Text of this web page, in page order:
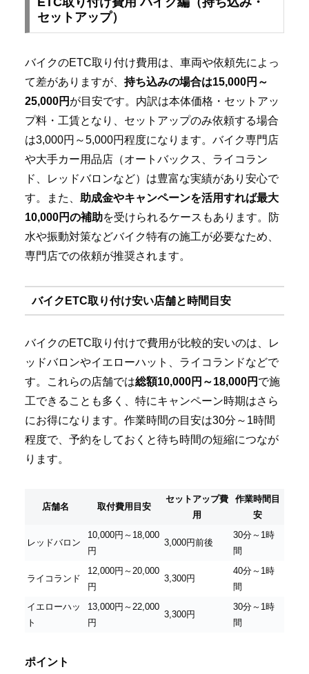
セットアップ）
バイクのETC取り付け費用は、車両や依頼先によっ
て差がありますが、 持ち込みの場合は15,000円～
25,000円 が目安です。内訳は本体価格・セットアッ
プ料・工賃となり、セットアップのみ依頼する場合
は3,000円～5,000円程度になります。バイク専門店
や大手カー用品店（オートバックス、ライコラン
ド、レッドバロンなど）は豊富な実績があり安心で
す。また、 助成金やキャンペーンを活用すれば最大
10,000円の補助を受けられるケースもあります。防
水や振動対策などバイク特有の施工が必要なため、
専門店での依頼が推奨されます。
バイクETC取り付け安い店舗と時間目安
バイクのETC取り付けで費用が比較的安いのは、レ
ッドバロンやイエローハット、ライコランドなどで
す。これらの店舗では総額10,000円～18,000円 で施
工できることも多く、特にキャンペーン時期はさら
にお得になります。作業時間の目安は30分～1時間
程度で、予約をしておくと待ち時間の短縮につなが
ります。
店舗名 取付費用目安
セットアップ費
用
作業時間目
安
レッドバロン
10,000円～18,000
円
3,000円前後
30分～1時
間
ライコランド
12,000円～20,000
円
3,300円
40分～1時
間
イエローハッ
ト
13,000円～22,000
円
3,300円
30分～1時
間
ポイント